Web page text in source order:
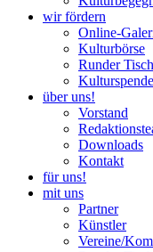
wir fördern
Online-
Kulturbörse
Runder Tisch
Kulturspende
über uns!
Vorstand
Downloads
Kontakt
für uns!
mit uns
Partner
Künstler
Vereine/